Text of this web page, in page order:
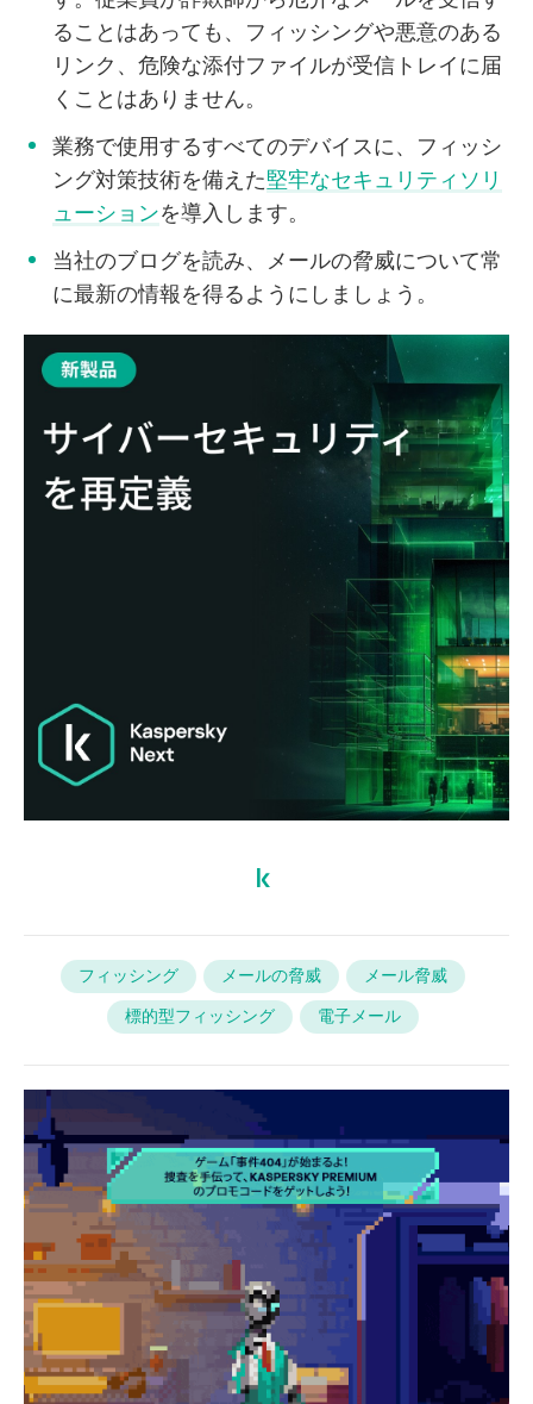
ることはあっても、フィッシングや悪意のある
リンク、危険な添付ファイルが受信トレイに届
くことはありません。
業務で使用するすべてのデバイスに、フィッシ
ング対策技術を備えた堅牢なセキュリティソリ
ューションを導入します。
当社のブログを読み、メールの脅威について常
に最新の情報を得るようにしましょう。
フィッシング メールの脅威
メール脅威
標的型フィッシング
電子メール